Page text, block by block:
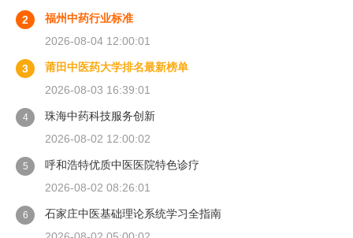
2
福州中药行业标准
2026-08-04 12:00:01
3
莆田中医药大学排名最新榜单
2026-08-03 16:39:01
4
珠海中药科技服务创新
2026-08-02 12:00:02
5
呼和浩特优质中医医院特色诊疗
2026-08-02 08:26:01
6
石家庄中医基础理论系统学习全指南